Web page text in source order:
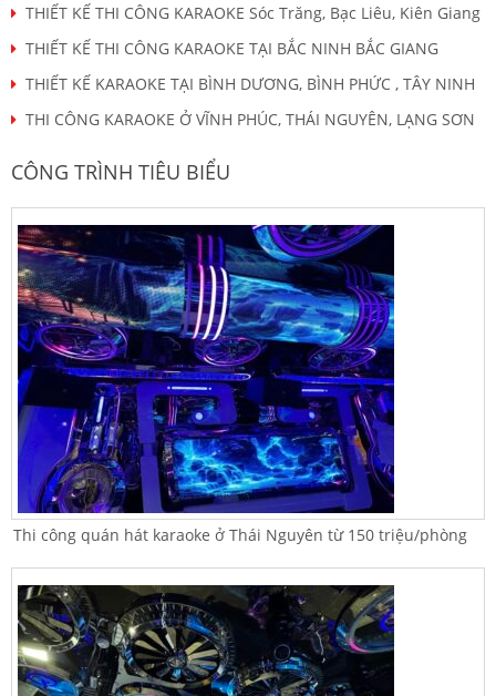
THIẾT KẾ THI CÔNG KARAOKE Sóc Trăng, Bạc Liêu, Kiên Giang
THIẾT KẾ THI CÔNG KARAOKE TẠI BẮC NINH BẮC GIANG
THIẾT KẾ KARAOKE TẠI BÌNH DƯƠNG, BÌNH PHỨC , TÂY NINH
THI CÔNG KARAOKE Ở VĨNH PHÚC, THÁI NGUYÊN, LẠNG SƠN
CÔNG TRÌNH TIÊU BIỂU
Thi công quán hát karaoke ở Thái Nguyên từ 150 triệu/phòng